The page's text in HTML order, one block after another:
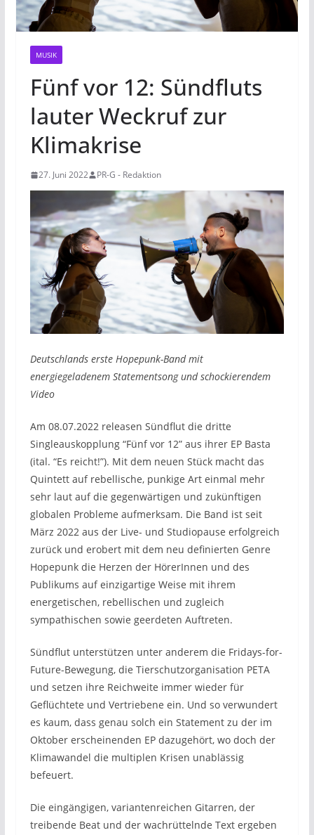
MUSIK
Fünf vor 12: Sündfluts
lauter Weckruf zur
Klimakrise
27. Juni 2022 PR-G - Redaktion
Deutschlands erste Hopepunk-Band mit
energiegeladenem Statementsong und schockierendem
Video
Am 08.07.2022 releasen Sündflut die dritte
Singleauskopplung “Fünf vor 12” aus ihrer EP Basta
(ital. “Es reicht!”). Mit dem neuen Stück macht das
Quintett auf rebellische, punkige Art einmal mehr
sehr laut auf die gegenwärtigen und zukünftigen
globalen Probleme aufmerksam. Die Band ist seit
März 2022 aus der Live- und Studiopause erfolgreich
zurück und erobert mit dem neu definierten Genre
Hopepunk die Herzen der HörerInnen und des
Publikums auf einzigartige Weise mit ihrem
energetischen, rebellischen und zugleich
sympathischen sowie geerdeten Auftreten.
Sündflut unterstützen unter anderem die Fridays-for-
Future-Bewegung, die Tierschutzorganisation PETA
und setzen ihre Reichweite immer wieder für
Geflüchtete und Vertriebene ein. Und so verwundert
es kaum, dass genau solch ein Statement zu der im
Oktober erscheinenden EP dazugehört, wo doch der
Klimawandel die multiplen Krisen unablässig
befeuert.
Die eingängigen, variantenreichen Gitarren, der
treibende Beat und der wachrüttelnde Text ergeben